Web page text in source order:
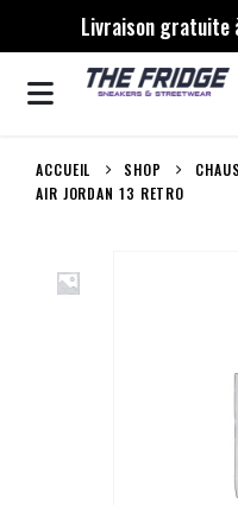
Livraison gratuite
ACCUEIL SHOP
AIR JORDAN 13 RETRO